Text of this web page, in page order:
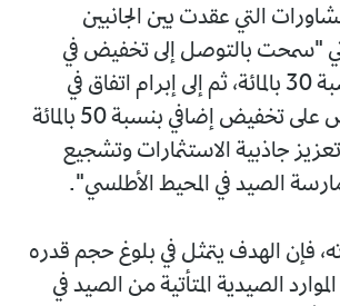
التي عقدت بين الجانبين
"سمحت بالتوصل إلى تخفيض في
حقوق الولوج بنسبة 30 بالمائة، ثم إلى إبرام اتفاق في
سبتمبر الماضي ينص على تخفيض إضافي بنسبة 50 بالمائة
جاذبية الاستثمارات وتشجيع
الصيد في المحيط الأطلسي".
فإن الهدف يتمثل في بلوغ حجم قدره
الموارد الصيدية المتأتية من الصيد في